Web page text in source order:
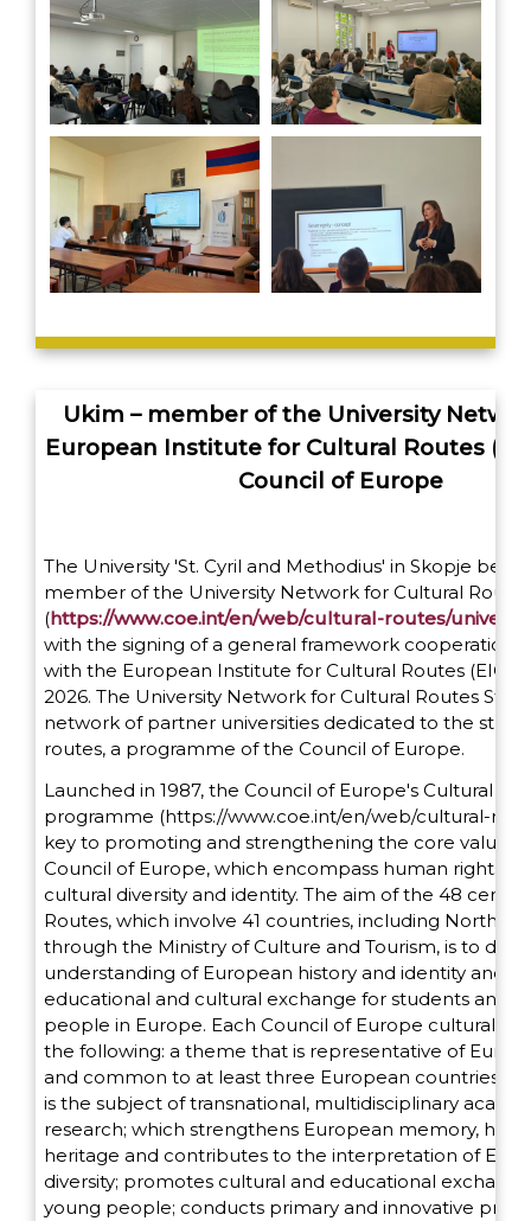
Ukim – member of the University
European Institute for Cultural Routes
Council of Europe
The University 'St. Cyril and Methodius' in Skopje
member of the University Network for Cultural
(https://www.coe.int/en/web/cultural-routes/
with the signing of a general framework cooperation
with the European Institute for Cultural Routes (EICR)
2026. The University Network for Cultural Routes
network of partner universities dedicated to the
routes, a programme of the Council of Europe.
Launched in 1987, the Council of Europe's Cultural
programme (https://www.coe.int/en/web/cultural-
key to promoting and strengthening the core values
Council of Europe, which encompass human rights,
cultural diversity and identity. The aim of the 48
Routes, which involve 41 countries, including North
through the Ministry of Culture and Tourism, is to
understanding of European history and identity and
educational and cultural exchange for students and
people in Europe. Each Council of Europe cultural
the following: a theme that is representative of
and common to at least three European countries; a
is the subject of transnational, multidisciplinary
research; which strengthens European memory,
heritage and contributes to the interpretation of
diversity; promotes cultural and educational
young people; conducts primary and innovative